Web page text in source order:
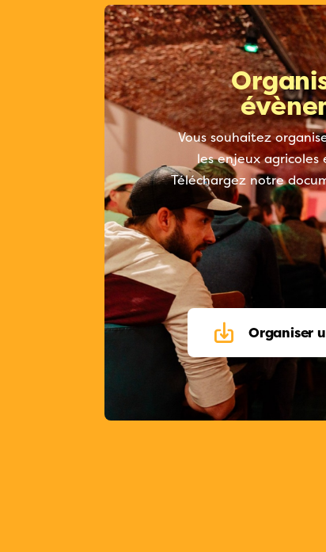
Vous souhaitez
les enjeux
Téléchargez notre
Organiser